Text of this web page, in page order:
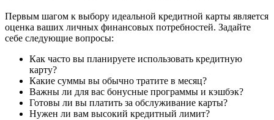
Первым шагом к выбору идеальной кредитной карты является
оценка ваших личных финансовых потребностей. Задайте
себе следующие вопросы:
Как часто вы планируете использовать кредитную
карту?
Какие суммы вы обычно тратите в месяц?
Важны ли для вас бонусные программы и кэшбэк?
Готовы ли вы платить за обслуживание карты?
Нужен ли вам высокий кредитный лимит?